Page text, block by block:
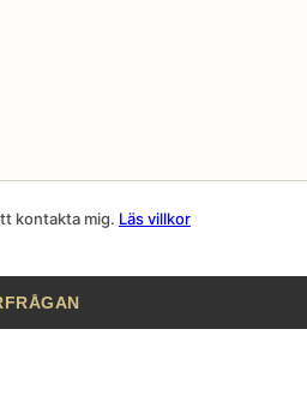
kontakta mig. Läs villkor